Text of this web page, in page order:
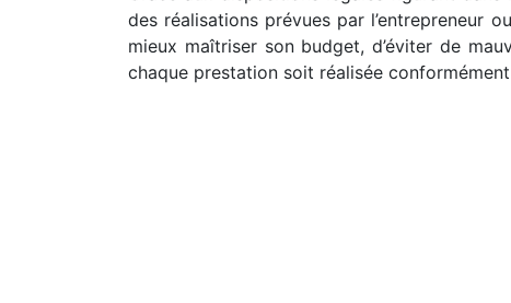
des réalisations prévues par l’entrepreneur
mieux maîtriser son budget, d’éviter de
chaque prestation soit réalisée